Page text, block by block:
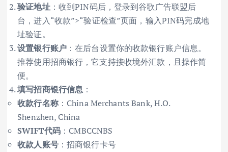
验证地址：收到PIN码后，登录到谷歌广告联盟后
台，进入“收款”>“验证检查”页面，输入PIN码完成地
址验证。
设置银行账户：在后台设置你的收款银行账户信息。
推荐使用招商银行，它支持接收境外汇款，且操作简
便。
填写招商银行信息 ：
收款行名称：China Merchants Bank, H.O.
Shenzhen, China
SWIFT代码 ：CMBCCNBS
收款人账号：招商银行卡号